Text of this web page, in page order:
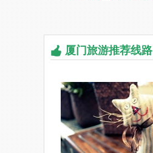
厦门旅游推荐线路